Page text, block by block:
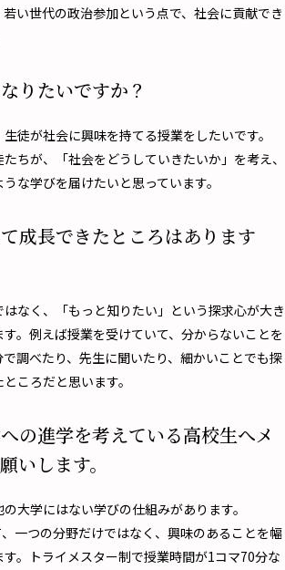
い世代の政治参加という点で、社会に貢献でき
りたいですか？
徒が社会に興味を持てる授業をしたいです。
ちが、「社会をどうしていきたいか」を考え、
な学びを届けたいと思っています。
成長できたところはあります
なく、「もっと知りたい」という探求心が大き
。例えば授業を受けていて、分からないことを
調べたり、先生に聞いたり、細かいことでも探
ころだと思います。
の進学を考えている高校生へメ
いします。
大学にはない学びの仕組みがあります。
一つの分野だけではなく、興味のあることを幅
。トライメスター制で授業時間が1コマ70分な